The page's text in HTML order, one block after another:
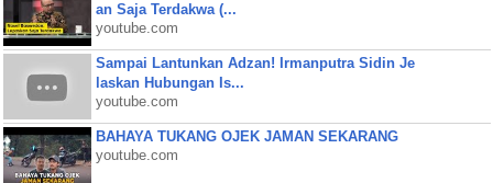
an Saja Terdakwa (...
youtube.com
Sampai Lantunkan Adzan! Irmanputra Sidin Je
laskan Hubungan Is...
youtube.com
BAHAYA TUKANG OJEK JAMAN SEKARANG
youtube.com